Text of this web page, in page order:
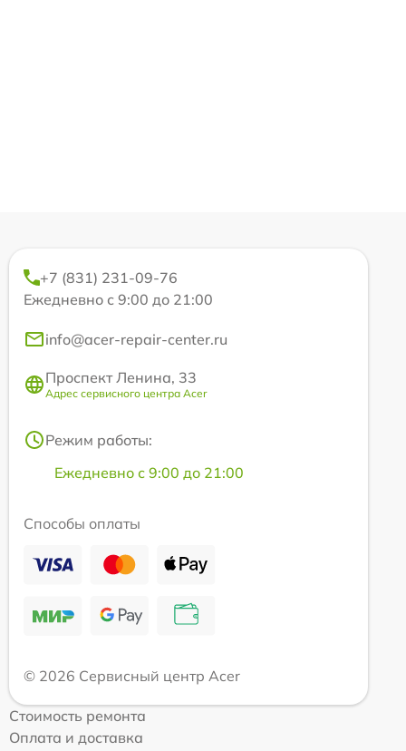
+7 (831) 231-09-76
Ежедневно с 9:00 до 21:00
info@acer-repair-center.ru
Проспект Ленина, 33
Адрес сервисного центра Acer
Режим работы:
Ежедневно с 9:00 до 21:00
Способы оплаты
© 2026 Сервисный центр Acer
Стоимость ремонта
Оплата и доставка